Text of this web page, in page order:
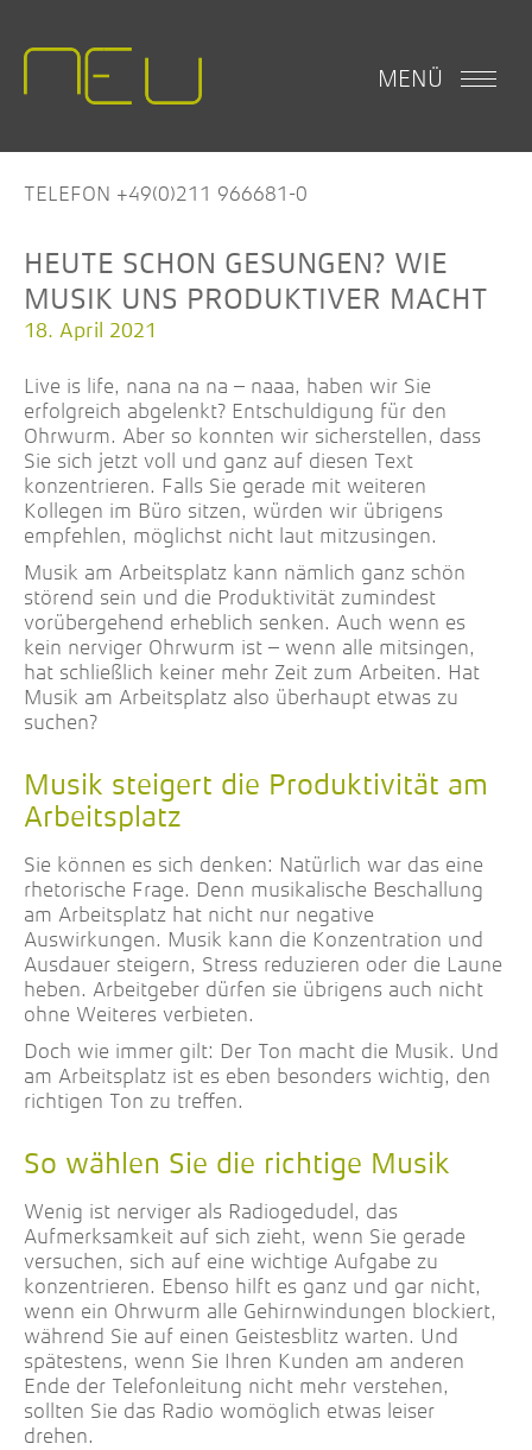
MENÜ
TELEFON +49(0)211 966681-0
HEUTE SCHON GESUNGEN? WIE
MUSIK UNS PRODUKTIVER MACHT
18. April 2021
Live is life, nana na na – naaa, haben wir Sie
erfolgreich abgelenkt? Entschuldigung für den
Ohrwurm. Aber so konnten wir sicherstellen, dass
Sie sich jetzt voll und ganz auf diesen Text
konzentrieren. Falls Sie gerade mit weiteren
Kollegen im Büro sitzen, würden wir übrigens
empfehlen, möglichst nicht laut mitzusingen.
Musik am Arbeitsplatz kann nämlich ganz schön
störend sein und die Produktivität zumindest
vorübergehend erheblich senken. Auch wenn es
kein nerviger Ohrwurm ist – wenn alle mitsingen,
hat schließlich keiner mehr Zeit zum Arbeiten. Hat
Musik am Arbeitsplatz also überhaupt etwas zu
suchen?
Musik steigert die Produktivität am
Arbeitsplatz
Sie können es sich denken: Natürlich war das eine
rhetorische Frage. Denn musikalische Beschallung
am Arbeitsplatz hat nicht nur negative
Auswirkungen. Musik kann die Konzentration und
Ausdauer steigern, Stress reduzieren oder die Laune
heben. Arbeitgeber dürfen sie übrigens auch nicht
ohne Weiteres verbieten.
Doch wie immer gilt: Der Ton macht die Musik. Und
am Arbeitsplatz ist es eben besonders wichtig, den
richtigen Ton zu treffen.
So wählen Sie die richtige Musik
Wenig ist nerviger als Radiogedudel, das
Aufmerksamkeit auf sich zieht, wenn Sie gerade
versuchen, sich auf eine wichtige Aufgabe zu
konzentrieren. Ebenso hilft es ganz und gar nicht,
wenn ein Ohrwurm alle Gehirnwindungen blockiert,
während Sie auf einen Geistesblitz warten. Und
spätestens, wenn Sie Ihren Kunden am anderen
Ende der Telefonleitung nicht mehr verstehen,
sollten Sie das Radio womöglich etwas leiser
drehen.